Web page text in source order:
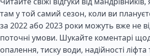
там у той самий сезон, коли ви
за 2022 або 2023 роки можуть вже не
поточні умови. Шукайте коментарі
опалення, тиску води, надійності ліфта